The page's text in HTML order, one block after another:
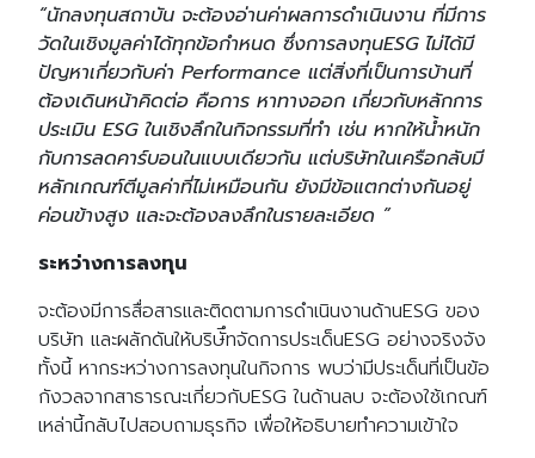
“นักลงทุนสถาบัน จะต้องอ่านค่าผลการดำเนินงาน ที่มีการ
วัดในเชิงมูลค่าได้ทุกข้อกำหนด ซึ่งการลงทุนESG ไม่ได้มี
ปัญหาเกี่ยวกับค่า Performance แต่สิ่งที่เป็นการบ้านที่
ต้องเดินหน้าคิดต่อ คือการ หาทางออก เกี่ยวกับหลักการ
ประเมิน ESG ในเชิงลึกในกิจกรรมที่ทำ เช่น หากให้น้ำหนัก
กับการลดคาร์บอนในแบบเดียวกัน แต่บริษัทในเครือกลับมี
หลักเกณฑ์ตีมูลค่าที่ไม่เหมือนกัน ยังมีข้อแตกต่างกันอยู่
ค่อนข้างสูง และจะต้องลงลึกในรายละเอียด ”
ระหว่างการลงทุน
จะต้องมีการสื่อสารและติดตามการดำเนินงานด้านESG ของ
บริษัท และผลักดันให้บริษัึทจัดการประเด็นESG อย่างจริงจัง
ทั้งนี้ หากระหว่างการลงทุนในกิจการ พบว่ามีประเด็นที่เป็นข้อ
กังวลจากสาธารณะเกี่ยวกับESG ในด้านลบ จะต้องใช้เกณฑ์
เหล่านี้กลับไปสอบถามธุรกิจ เพื่อให้อธิบายทำความเข้าใจ